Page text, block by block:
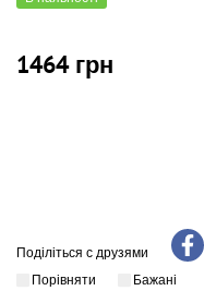
1464 грн
Поділіться с друзями
Порівняти
Бажані